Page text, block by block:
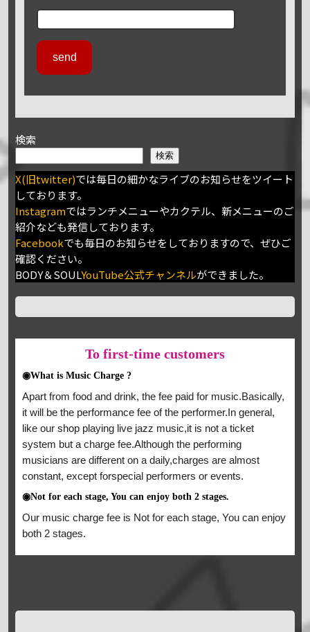
検索
検索
X(旧twitter)では毎日の細かなライブのお知らせをツイート
しております。
Instagramではランチメニューやカクテル、新メニューのご
紹介なども発信しております。
Facebookでも毎日のお知らせをしておりますので、ぜひご
確認ください。
BODY＆SOULYouTube公式チャンネルができました。
To first-time customers
◉What is Music Charge ?
Apart from food and drink, the fee paid for music.Basically,
it will be the performance fee of the performer.In general,
like our shop playing live jazz music,it is not a ticket
system but a charge fee.Although the performing
musicians are different on a daily,charges are almost
constant, except forspecial performers or events.
◉Not for each stage, You can enjoy both 2 stages.
Our music charge fee is Not for each stage, You can enjoy
both 2 stages.